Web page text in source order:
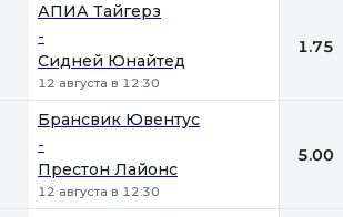
АПИА Тайгерз
-
Сидней Юнайтед
12 августа в 12:30
1.75
Брансвик Ювентус
-
Престон Лайонс
12 августа в 12:30
5.00